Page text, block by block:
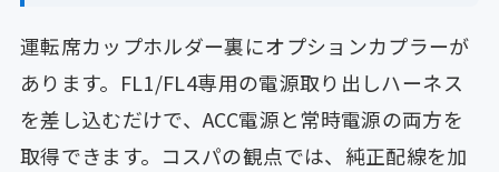
運転席カップホルダー裏にオプションカプラーが
あります。FL1/FL4専用の電源取り出しハーネス
を差し込むだけで、ACC電源と常時電源の両方を
取得できます。コスパの観点では、純正配線を加